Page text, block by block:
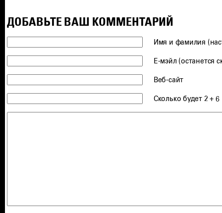
ДОБАВЬТЕ ВАШ КОММЕНТАРИЙ
Имя и фамилия
Е-мэйл (останется
Веб-сайт
Сколько будет 2 +